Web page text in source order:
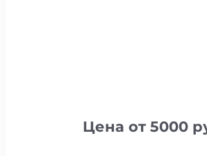
Цена от 5000